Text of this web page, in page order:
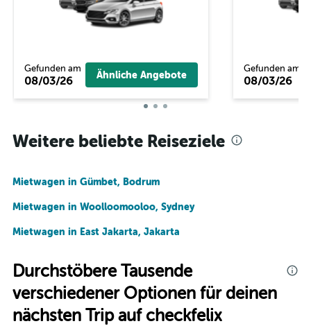
Gefunden am
08/03/26 Ähnliche Angebote
Gefunden am
08/03/26
Weitere beliebte Reiseziele
Mietwagen in Gümbet, Bodrum
Mietwagen in Woolloomooloo, Sydney
Mietwagen in East Jakarta, Jakarta
Durchstöbere Tausende
verschiedener Optionen für deinen
nächsten Trip auf checkfelix